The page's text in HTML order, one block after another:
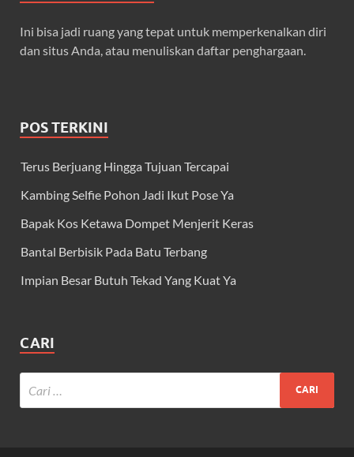
Ini bisa jadi ruang yang tepat untuk memperkenalkan diri
dan situs Anda, atau menuliskan daftar penghargaan.
POS TERKINI
Terus Berjuang Hingga Tujuan Tercapai
Kambing Selfie Pohon Jadi Ikut Pose Ya
Bapak Kos Ketawa Dompet Menjerit Keras
Bantal Berbisik Pada Batu Terbang
Impian Besar Butuh Tekad Yang Kuat Ya
CARI